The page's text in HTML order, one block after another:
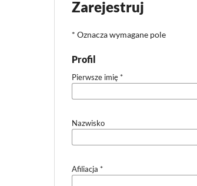
Zarejestruj
* Oznacza wymagane pole
Profil
Pierwsze imię*
Nazwisko
Afiliacja *